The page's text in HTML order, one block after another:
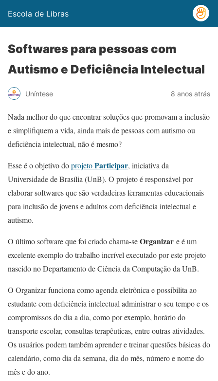
Escola de Libras
Softwares para pessoas com
Autismo e Deficiência Intelectual
Uníntese 8 anos atrás
Nada melhor do que encontrar soluções que promovam a inclusão
e simplifiquem a vida, ainda mais de pessoas com autismo ou
deficiência intelectual, não é mesmo?
Esse é o objetivo doprojetoParticipar, iniciativa da
Universidade de Brasília (UnB). O projeto é responsável por
elaborar softwares que são verdadeiras ferramentas educacionais
para inclusão de jovens e adultos com deficiência intelectual e
autismo.
O último software que foi criado chama-seOrganizar e é um
excelente exemplo do trabalho incrível executado por este projeto
nascido no Departamento de Ciência da Computação da UnB.
O Organizar funciona como agenda eletrônica e possibilita ao
estudante com deficiência intelectual administrar o seu tempo e os
compromissos do dia a dia, como por exemplo, horário do
transporte escolar, consultas terapêuticas, entre outras atividades.
Os usuários podem também aprender e treinar questões básicas do
calendário, como dia da semana, dia do mês, número e nome do
mês e do ano.